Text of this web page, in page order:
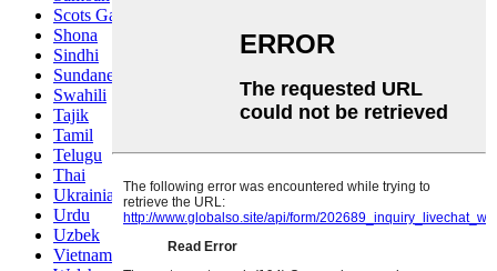
Scots Gaelic
Shona
Sindhi
Sundanese
Swahili
Tajik
Tamil
Telugu
Thai
Ukrainian
Urdu
Uzbek
Vietnamese